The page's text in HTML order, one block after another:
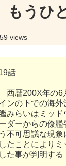
うひ
views
話
西暦200X年の6
ンの下での海
みらいはミッド
ダーからの僚
不可思議な現
たことにより
た事が判明する